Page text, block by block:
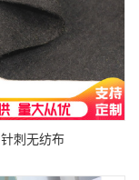
针刺无纺布